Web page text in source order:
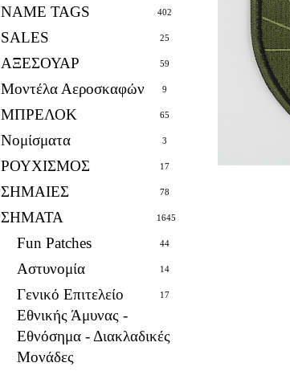
NAME TAGS 402
SALES 25
ΑΞΕΣΟΥΑΡ 59
Μοντέλα Αεροσκαφών 9
ΜΠΡΕΛΟΚ 65
Νομίσματα 3
ΡΟΥΧΙΣΜΟΣ 17
ΣΗΜΑΙΕΣ 78
ΣΗΜΑΤΑ 1645
Fun Patches 44
Αστυνομία 14
Γενικό Επιτελείο
Εθνικής Άμυνας -
Εθνόσημα - Διακλαδικές
Μονάδες
17